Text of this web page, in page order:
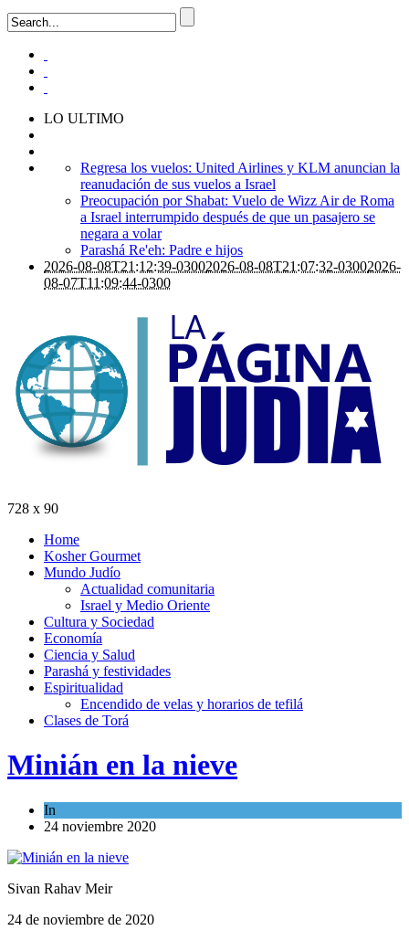
LO ULTIMO
Regresa los vuelos: United Airlines y KLM anuncian la
reanudación de sus vuelos a Israel
Preocupación por Shabat: Vuelo de Wizz Air de Roma
a Israel interrumpido después de que un pasajero se
negara a volar
Parashá Re'eh: Padre e hijos
2026-08-08T21:12:39-03002026-08-08T21:07:32-03002026-
08-07T11:09:44-0300
728 x 90
Home
Kosher Gourmet
Mundo Judío
Actualidad comunitaria
Israel y Medio Oriente
Cultura y Sociedad
Economía
Ciencia y Salud
Parashá y festividades
Espiritualidad
Encendido de velas y horarios de tefilá
Clases de Torá
Minián en la nieve
In
24 noviembre 2020
Sivan Rahav Meir
24 de noviembre de 2020